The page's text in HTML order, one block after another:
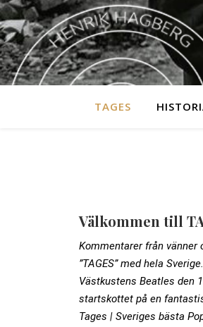
TAGES
Välkommen till
Kommentarer från vänner
”TAGES” med hela
Västkustens Beatles den
startskottet på en
Tages | Sveriges bästa